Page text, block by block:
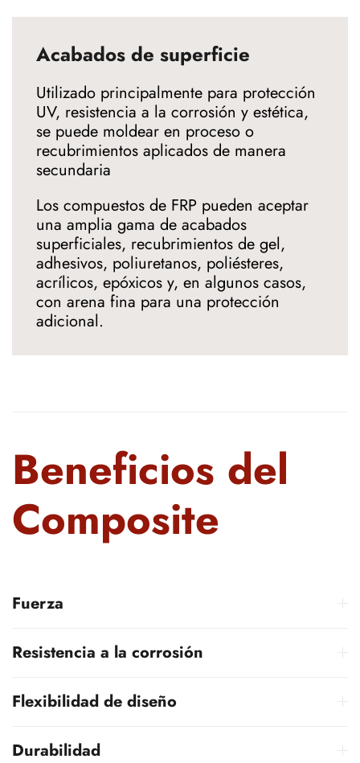
Acabados de superficie
Utilizado principalmente para protección
UV, resistencia a la corrosión y estética,
se puede moldear en proceso o
recubrimientos aplicados de manera
secundaria
Los compuestos de FRP pueden aceptar
una amplia gama de acabados
superficiales, recubrimientos de gel,
adhesivos, poliuretanos, poliésteres,
acrílicos, epóxicos y, en algunos casos,
con arena fina para una protección
adicional.
Beneficios del
Composite
Fuerza
Resistencia a la corrosión
Flexibilidad de diseño
Durabilidad